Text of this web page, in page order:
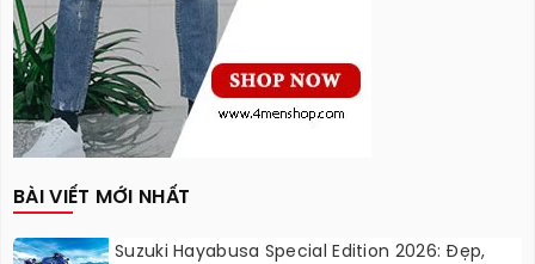
BÀI VIẾT MỚI NHẤT
Suzuki Hayabusa Special Edition 2026: Đẹp,